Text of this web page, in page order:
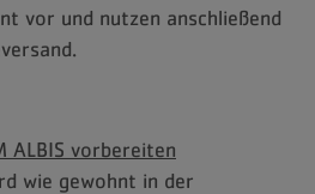
vor und nutzen anschließend
ALBIS vorbereiten
wie gewohnt in der